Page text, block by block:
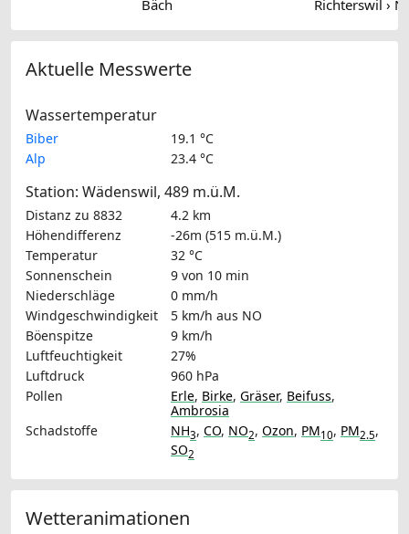
Bäch Richterswil ›
Aktuelle Messwerte
Wassertemperatur
Biber
19.1 °C
Alp
23.4 °C
Station: Wädenswil, 489 m.ü.M.
Distanz zu 8832
4.2 km
Höhendifferenz
-26m (515 m.ü.M.)
Temperatur
32 °C
Sonnenschein
9 von 10 min
Niederschläge
0 mm/h
Windgeschwindigkeit
5 km/h aus NO
Böenspitze
9 km/h
Luftfeuchtigkeit
27%
Luftdruck
960 hPa
Pollen
Erle, Birke, Gräser, Beifuss,
Ambrosia
Schadstoffe
NH3, CO, NO2, Ozon, PM10, PM2.5,
SO2
Wetteranimationen